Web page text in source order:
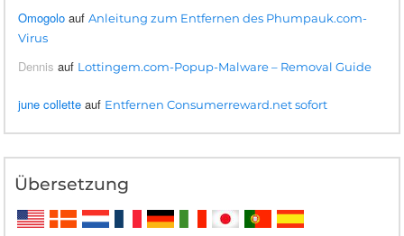
Omogolo aufAnleitung zum Entfernen des Phumpauk.com-
Virus
Dennis auf Lottingem.com-Popup-Malware – Removal Guide
june collette auf Entfernen Consumerreward.net sofort
Übersetzung